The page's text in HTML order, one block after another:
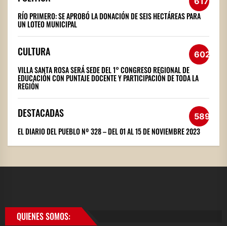
RÍO PRIMERO: SE APROBÓ LA DONACIÓN DE SEIS HECTÁREAS PARA
UN LOTEO MUNICIPAL
CULTURA 602
VILLA SANTA ROSA SERÁ SEDE DEL 1° CONGRESO REGIONAL DE
EDUCACIÓN CON PUNTAJE DOCENTE Y PARTICIPACIÓN DE TODA LA
REGIÓN
DESTACADAS 589
EL DIARIO DEL PUEBLO Nº 328 – DEL 01 AL 15 DE NOVIEMBRE 2023
QUIENES SOMOS: